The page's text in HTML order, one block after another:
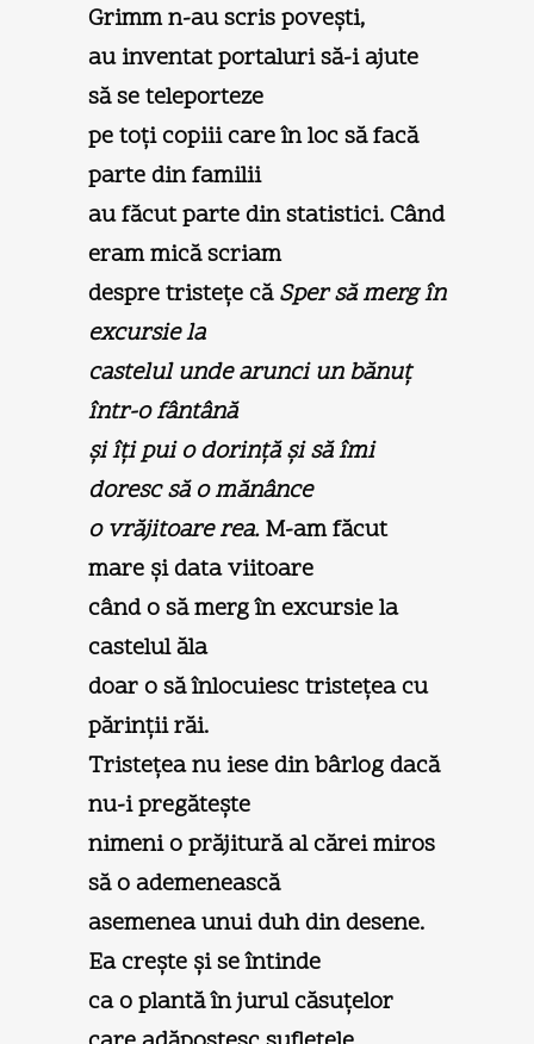
Grimm n-au scris poveşti,
au inventat portaluri să-i ajute
să se teleporteze
pe toţi copiii care în loc să facă
parte din familii
au făcut parte din statistici. Când
eram mică scriam
despre tristeţe căSper să merg în
excursie la
castelul unde arunci un bănuţ
într-o fântână
şi îţi pui o dorinţă şi să îmi
doresc să o mănânce
o vrăjitoare rea.M-am făcut
mare şi data viitoare
când o să merg în excursie la
castelul ăla
doar o să înlocuiesc tristeţea cu
părinţii răi.
Tristeţea nu iese din bârlog dacă
nu-i pregăteşte
nimeni o prăjitură al cărei miros
să o ademenească
asemenea unui duh din desene.
Ea creşte şi se întinde
ca o plantă în jurul căsuţelor